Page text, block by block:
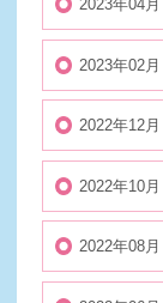
2023年04月
2023年02月
2022年12月
2022年10月
2022年08月